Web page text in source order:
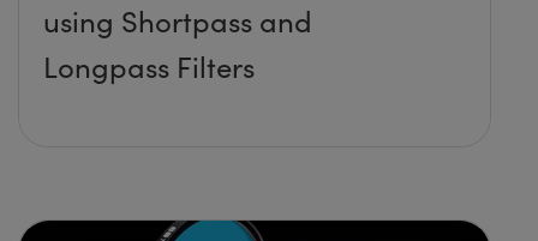
using Shortpass and
Longpass Filters